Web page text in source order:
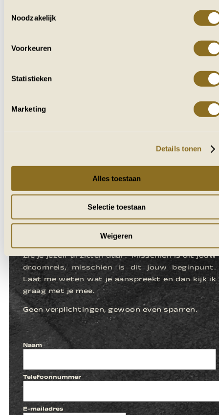
Noodzakelijk
Voorkeuren
Statistieken
Marketing
Details tonen
Alles toestaan
Selectie toestaan
Weigeren
VOOR IEDEREEN
Ontvang af en toe reisverhalen, tips en
Naam
VERZENDEN
LATEN WE
KENNISMAKEN
Zie je jezelf al zitten daar? Misschien is dit jouw
droomreis, misschien is dit jouw beginpunt.
Laat me weten wat je aanspreekt en dan kijk ik
graag met je mee.
Geen verplichtingen, gewoon even sparren.
Naam
Telefoonnummer
E-mailadres